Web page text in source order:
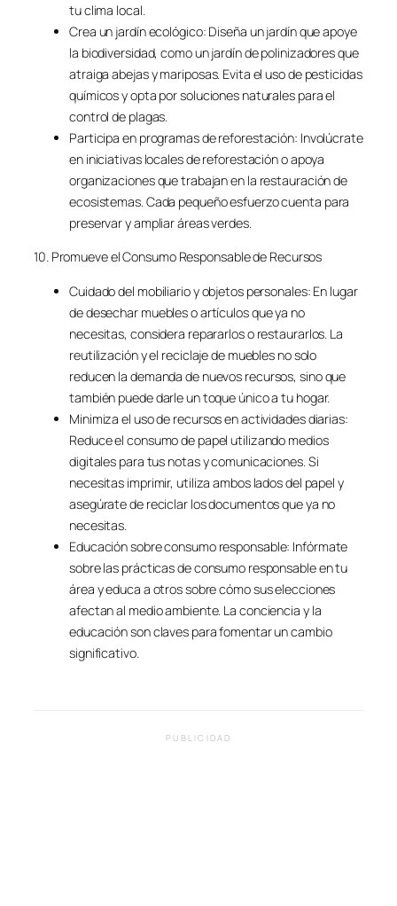
tu clima local.
Crea un jardín ecológico: Diseña un jardín que apoye
la biodiversidad, como un jardín de polinizadores que
atraiga abejas y mariposas. Evita el uso de pesticidas
químicos y opta por soluciones naturales para el
control de plagas.
Participa en programas de reforestación: Involúcrate
en iniciativas locales de reforestación o apoya
organizaciones que trabajan en la restauración de
ecosistemas. Cada pequeño esfuerzo cuenta para
preservar y ampliar áreas verdes.
10. Promueve el Consumo Responsable de Recursos
Cuidado del mobiliario y objetos personales: En lugar
de desechar muebles o artículos que ya no
necesitas, considera repararlos o restaurarlos. La
reutilización y el reciclaje de muebles no solo
reducen la demanda de nuevos recursos, sino que
también puede darle un toque único a tu hogar.
Minimiza el uso de recursos en actividades diarias:
Reduce el consumo de papel utilizando medios
digitales para tus notas y comunicaciones. Si
necesitas imprimir, utiliza ambos lados del papel y
asegúrate de reciclar los documentos que ya no
necesitas.
Educación sobre consumo responsable: Infórmate
sobre las prácticas de consumo responsable en tu
área y educa a otros sobre cómo sus elecciones
afectan al medio ambiente. La conciencia y la
educación son claves para fomentar un cambio
significativo.
PUBLICIDAD